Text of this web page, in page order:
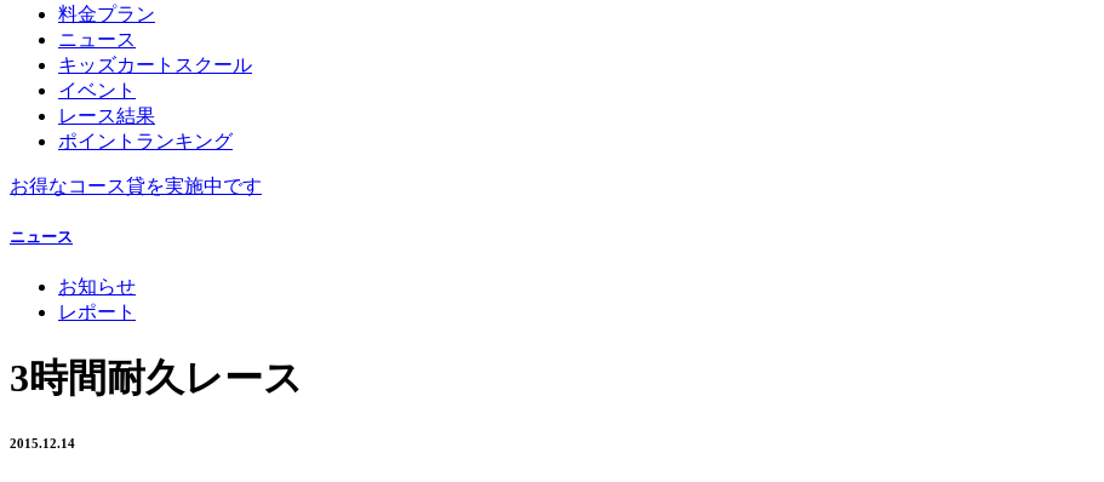
料金プラン
ニュース
キッズカートスクール
イベント
レース結果
ポイントランキング
お得なコース貸を実施中です
ニュース
お知らせ
レポート
3時間耐久レース
2015.12.14